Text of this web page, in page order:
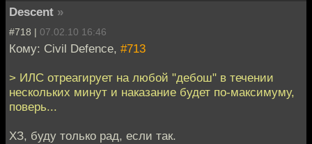
Descent »
#718 | 07.02.10 16:46
Кому: Civil Defence, #713
> ИЛС отреагирует на любой "дебош" в течении
нескольких минут и наказание будет по-максимуму,
поверь...
ХЗ, буду только рад, если так.